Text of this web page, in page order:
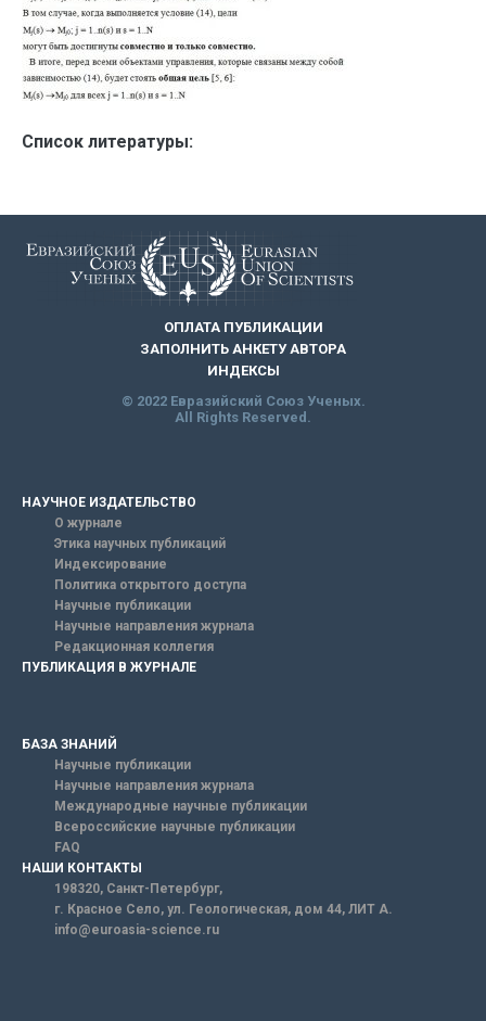
Список литературы:
ОПЛАТА ПУБЛИКАЦИИ
ЗАПОЛНИТЬ АНКЕТУ АВТОРА
ИНДЕКСЫ
© 2022 Евразийский Союз Ученых.
All Rights Reserved.
НАУЧНОЕ ИЗДАТЕЛЬСТВО
О журнале
Этика научных публикаций
Индексирование
Политика открытого доступа
Научные публикации
Научные направления журнала
Редакционная коллегия
ПУБЛИКАЦИЯ В ЖУРНАЛЕ
БАЗА ЗНАНИЙ
Научные публикации
Научные направления журнала
Международные научные публикации
Всероссийские научные публикации
FAQ
НАШИ КОНТАКТЫ
198320, Санкт-Петербург,
г. Красное Село, ул. Геологическая, дом 44, ЛИТ А.
info@euroasia-science.ru